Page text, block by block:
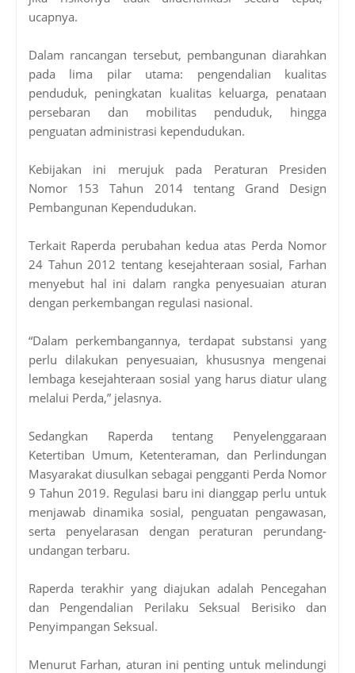
ucapnya.
Dalam rancangan tersebut, pembangunan diarahkan
pada lima pilar utama: pengendalian kualitas
penduduk, peningkatan kualitas keluarga, penataan
persebaran dan mobilitas penduduk, hingga
penguatan administrasi kependudukan.
Kebijakan ini merujuk pada Peraturan Presiden
Nomor 153 Tahun 2014 tentang Grand Design
Pembangunan Kependudukan.
Terkait Raperda perubahan kedua atas Perda Nomor
24 Tahun 2012 tentang kesejahteraan sosial, Farhan
menyebut hal ini dalam rangka penyesuaian aturan
dengan perkembangan regulasi nasional.
“Dalam perkembangannya, terdapat substansi yang
perlu dilakukan penyesuaian, khususnya mengenai
lembaga kesejahteraan sosial yang harus diatur ulang
melalui Perda,” jelasnya.
Sedangkan Raperda tentang Penyelenggaraan
Ketertiban Umum, Ketenteraman, dan Perlindungan
Masyarakat diusulkan sebagai pengganti Perda Nomor
9 Tahun 2019. Regulasi baru ini dianggap perlu untuk
menjawab dinamika sosial, penguatan pengawasan,
serta penyelarasan dengan peraturan perundang-
undangan terbaru.
Raperda terakhir yang diajukan adalah Pencegahan
dan Pengendalian Perilaku Seksual Berisiko dan
Penyimpangan Seksual.
Menurut Farhan, aturan ini penting untuk melindungi